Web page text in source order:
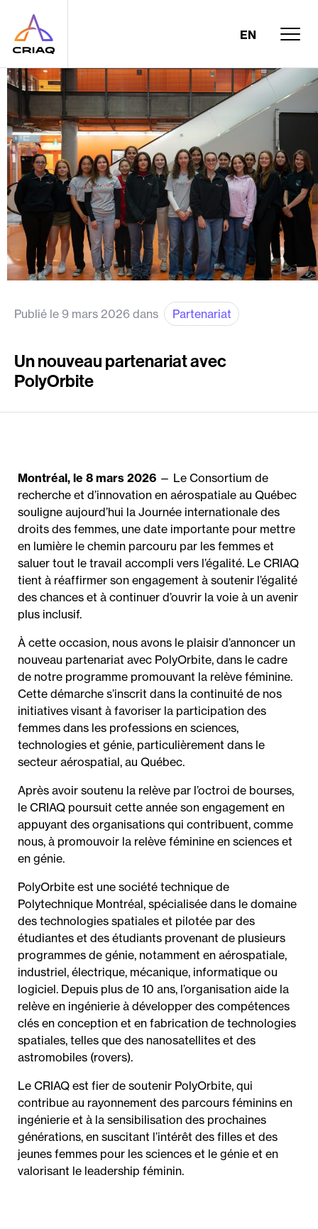
EN
Publié le 9 mars 2026 dans Partenariat
Un nouveau partenariat avec
PolyOrbite
Montréal, le 8 mars 2026 — Le Consortium de
recherche et d’innovation en aérospatiale au Québec
souligne aujourd’hui la Journée internationale des
droits des femmes, une date importante pour mettre
en lumière le chemin parcouru par les femmes et
saluer tout le travail accompli vers l’égalité. Le CRIAQ
tient à réaffirmer son engagement à soutenir l’égalité
des chances et à continuer d’ouvrir la voie à un avenir
plus inclusif.
À cette occasion, nous avons le plaisir d’annoncer un
nouveau partenariat avec PolyOrbite, dans le cadre
de notre programme promouvant la relève féminine.
Cette démarche s’inscrit dans la continuité de nos
initiatives visant à favoriser la participation des
femmes dans les professions en sciences,
technologies et génie, particulièrement dans le
secteur aérospatial, au Québec.
Après avoir soutenu la relève par l’octroi de bourses,
le CRIAQ poursuit cette année son engagement en
appuyant des organisations qui contribuent, comme
nous, à promouvoir la relève féminine en sciences et
en génie.
PolyOrbite est une société technique de
Polytechnique Montréal, spécialisée dans le domaine
des technologies spatiales et pilotée par des
étudiantes et des étudiants provenant de plusieurs
programmes de génie, notamment en aérospatiale,
industriel, électrique, mécanique, informatique ou
logiciel. Depuis plus de 10 ans, l’organisation aide la
relève en ingénierie à développer des compétences
clés en conception et en fabrication de technologies
spatiales, telles que des nanosatellites et des
astromobiles (rovers).
Le CRIAQ est fier de soutenir PolyOrbite, qui
contribue au rayonnement des parcours féminins en
ingénierie et à la sensibilisation des prochaines
générations, en suscitant l’intérêt des filles et des
jeunes femmes pour les sciences et le génie et en
valorisant le leadership féminin.